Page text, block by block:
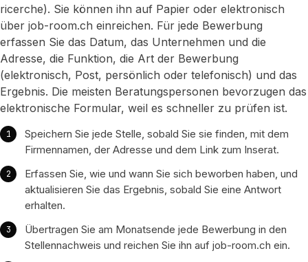
ricerche). Sie können ihn auf Papier oder elektronisch
über job-room.ch einreichen. Für jede Bewerbung
erfassen Sie das Datum, das Unternehmen und die
Adresse, die Funktion, die Art der Bewerbung
(elektronisch, Post, persönlich oder telefonisch) und das
Ergebnis. Die meisten Beratungspersonen bevorzugen das
elektronische Formular, weil es schneller zu prüfen ist.
Speichern Sie jede Stelle, sobald Sie sie finden, mit dem
Firmennamen, der Adresse und dem Link zum Inserat.
Erfassen Sie, wie und wann Sie sich beworben haben, und
aktualisieren Sie das Ergebnis, sobald Sie eine Antwort
erhalten.
Übertragen Sie am Monatsende jede Bewerbung in den
Stellennachweis und reichen Sie ihn auf job-room.ch ein.